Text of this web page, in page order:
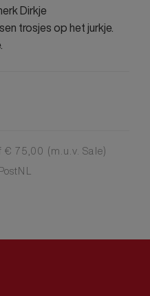
Dirkje
trosjes op het jurkje.
€ 75,00 (m.u.v. Sale)